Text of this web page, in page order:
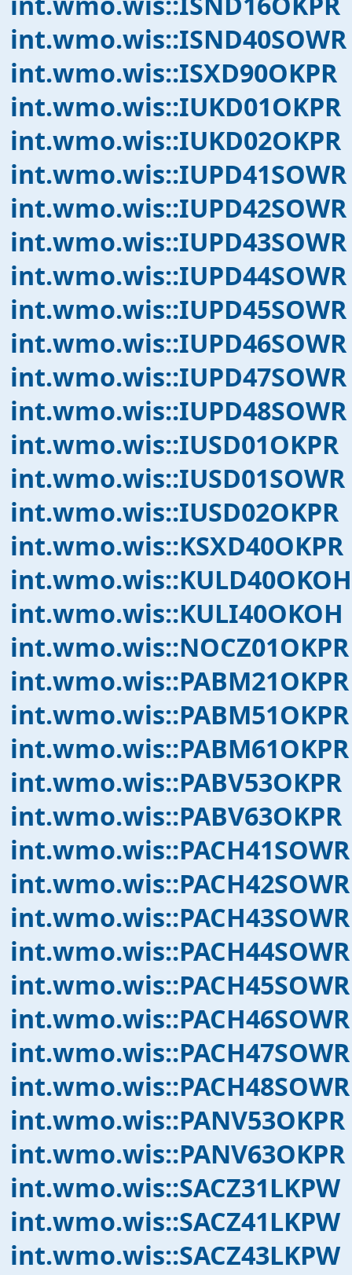
int.wmo.wis::ISND40SOWR
int.wmo.wis::ISXD90OKPR
int.wmo.wis::IUKD01OKPR
int.wmo.wis::IUKD02OKPR
int.wmo.wis::IUPD41SOWR
int.wmo.wis::IUPD42SOWR
int.wmo.wis::IUPD43SOWR
int.wmo.wis::IUPD44SOWR
int.wmo.wis::IUPD45SOWR
int.wmo.wis::IUPD46SOWR
int.wmo.wis::IUPD47SOWR
int.wmo.wis::IUPD48SOWR
int.wmo.wis::IUSD01OKPR
int.wmo.wis::IUSD01SOWR
int.wmo.wis::IUSD02OKPR
int.wmo.wis::KSXD40OKPR
int.wmo.wis::KULD40OKOH
int.wmo.wis::KULI40OKOH
int.wmo.wis::NOCZ01OKPR
int.wmo.wis::PABM21OKPR
int.wmo.wis::PABM51OKPR
int.wmo.wis::PABM61OKPR
int.wmo.wis::PABV53OKPR
int.wmo.wis::PABV63OKPR
int.wmo.wis::PACH41SOWR
int.wmo.wis::PACH42SOWR
int.wmo.wis::PACH43SOWR
int.wmo.wis::PACH44SOWR
int.wmo.wis::PACH45SOWR
int.wmo.wis::PACH46SOWR
int.wmo.wis::PACH47SOWR
int.wmo.wis::PACH48SOWR
int.wmo.wis::PANV53OKPR
int.wmo.wis::PANV63OKPR
int.wmo.wis::SACZ31LKPW
int.wmo.wis::SACZ41LKPW
int.wmo.wis::SACZ43LKPW